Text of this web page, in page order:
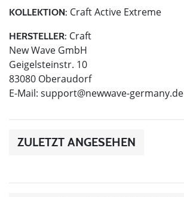
KOLLEKTION: Craft Active Extreme
HERSTELLER: Craft
New Wave GmbH
Geigelsteinstr. 10
83080 Oberaudorf
E-Mail: support@newwave-germany.de
ZULETZT ANGESEHEN